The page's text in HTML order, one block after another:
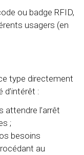
ou badge RFID,
usagers (en
type directement
d’intérêt :
attendre l’arrêt
;
besoins
au